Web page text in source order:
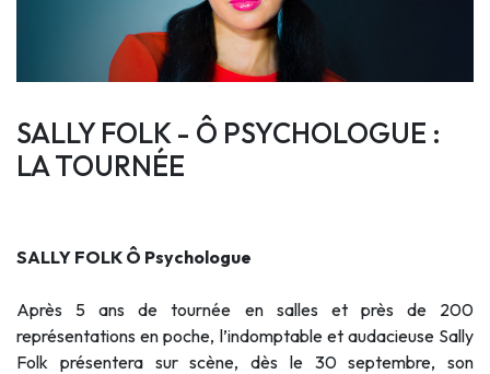
SALLY FOLK - Ô PSYCHOLOGUE :
LA TOURNÉE
SALLY FOLK Ô Psychologue
Après 5 ans de tournée en salles et près de 200
représentations en poche, l’indomptable et audacieuse Sally
Folk présentera sur scène, dès le 30 septembre, son